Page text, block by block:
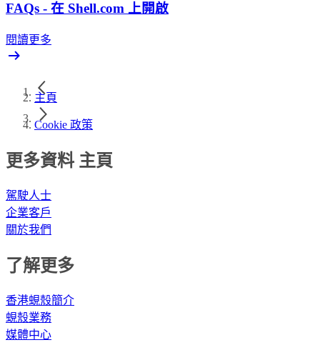
FAQs - 在 Shell.com 上開啟
閱讀更多
主頁
Cookie 政策
更多資料 主頁
駕駛人士
企業客戶
關於我們
了解更多
香港蜆殼簡介
蜆殼業務
媒體中心